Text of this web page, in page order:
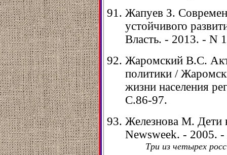
Жапуев З.
устойчивого
Власть. - 2013. - N
Жаромский В.С.
политики /
жизни населения
С.86-97.
Железнова М. Дети
Newsweek. - 2005.
Три из четырех